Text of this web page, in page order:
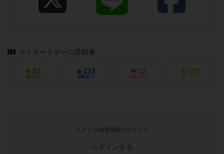
マイボードゲーム登録者
22
興味あり
123
経験あり
12
お気に入り
107
持ってる
ログイン/会員登録でコメント
ログインする